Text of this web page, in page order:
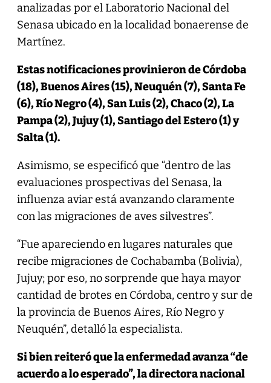
analizadas por el Laboratorio Nacional del
Senasa ubicado en la localidad bonaerense de
Martínez.
Estas notificaciones provinieron de Córdoba
(18), Buenos Aires (15), Neuquén (7), Santa Fe
(6), Río Negro (4), San Luis (2), Chaco (2), La
Pampa (2), Jujuy (1), Santiago del Estero (1) y
Salta (1).
Asimismo, se especificó que “dentro de las
evaluaciones prospectivas del Senasa, la
influenza aviar está avanzando claramente
con las migraciones de aves silvestres”.
“Fue apareciendo en lugares naturales que
recibe migraciones de Cochabamba (Bolivia),
Jujuy; por eso, no sorprende que haya mayor
cantidad de brotes en Córdoba, centro y sur de
la provincia de Buenos Aires, Río Negro y
Neuquén”, detalló la especialista.
Si bien reiteró que la enfermedad avanza “de
acuerdo a lo esperado”, la directora nacional